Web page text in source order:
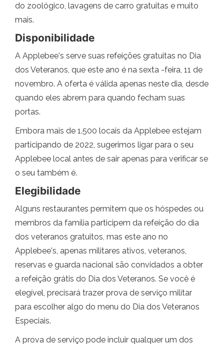
do zoológico, lavagens de carro gratuitas e muito
mais.
Disponibilidade
A Applebee's serve suas refeições gratuitas no Dia
dos Veteranos, que este ano é na sexta -feira, 11 de
novembro. A oferta é válida apenas neste dia, desde
quando eles abrem para quando fecham suas
portas.
Embora mais de 1.500 locais da Applebee estejam
participando de 2022, sugerimos ligar para o seu
Applebee local antes de sair apenas para verificar se
o seu também é.
Elegibilidade
Alguns restaurantes permitem que os hóspedes ou
membros da família participem da refeição do dia
dos veteranos gratuitos, mas este ano no
Applebee's, apenas militares ativos, veteranos,
reservas e guarda nacional são convidados a obter
a refeição grátis do Dia dos Veteranos. Se você é
elegível, precisará trazer prova de serviço militar
para escolher algo do menu do Dia dos Veteranos
Especiais.
A prova de serviço pode incluir qualquer um dos